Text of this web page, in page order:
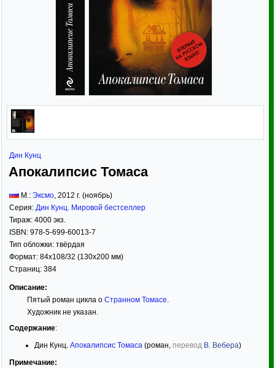
Дин Кунц
Апокалипсис Томаса
М.: Эксмо, 2012 г. (ноябрь)
Серия: Дин Кунц. Мировой бестселлер
Тираж: 4000 экз.
ISBN: 978-5-699-60013-7
Тип обложки: твёрдая
Формат: 84x108/32 (130x200 мм)
Страниц: 384
Описание:
Пятый роман цикла о Странном Томасе.
Художник не указан.
Содержание:
Дин Кунц. Апокалипсис Томаса (роман, перевод В. Вебера)
Примечание: